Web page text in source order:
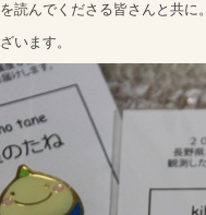
んでくださる皆さんと共に。
います。